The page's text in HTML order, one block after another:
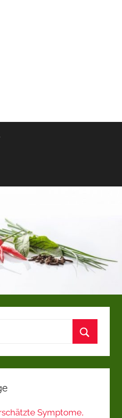
Symptome,